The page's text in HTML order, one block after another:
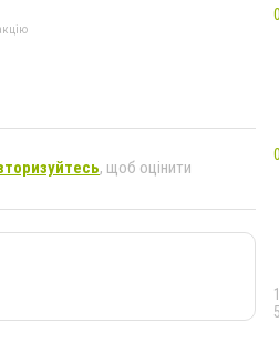
, щоб оцінити